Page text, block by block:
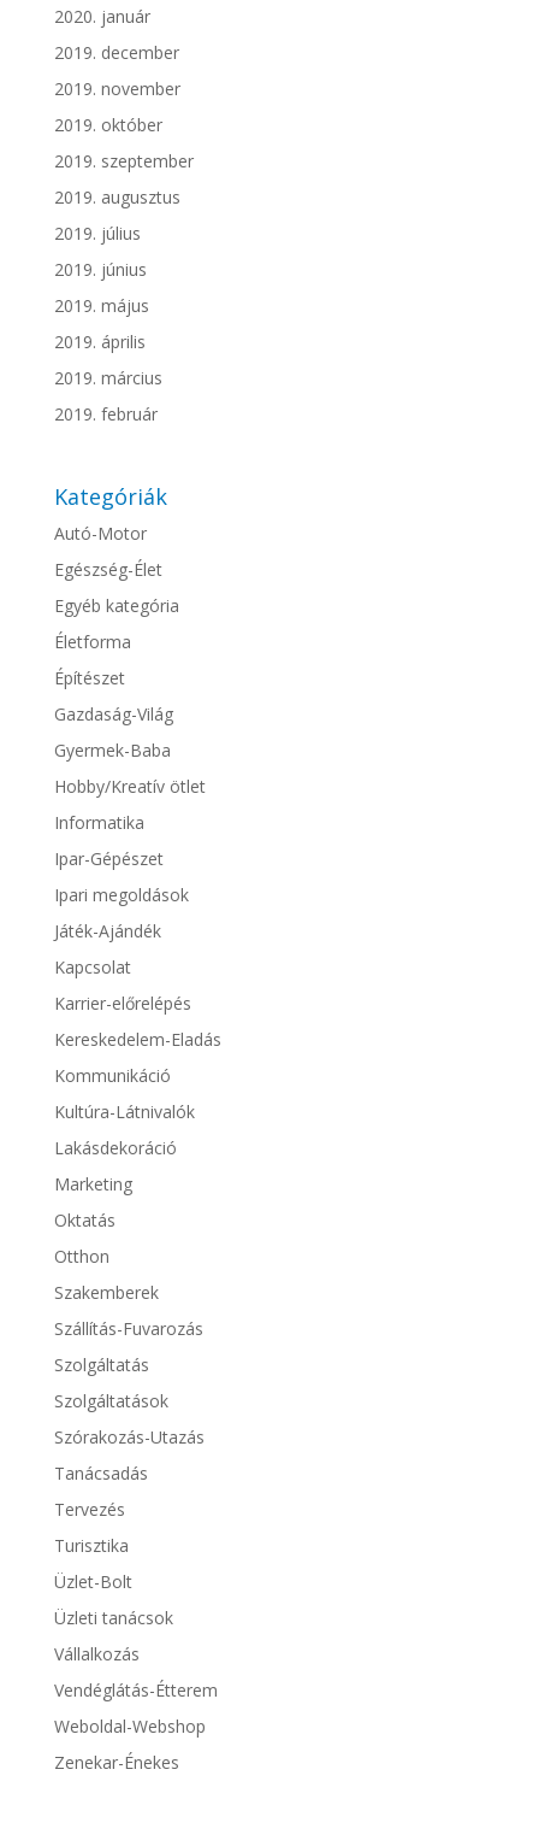
2020. január
2019. december
2019. november
2019. október
2019. szeptember
2019. augusztus
2019. július
2019. június
2019. május
2019. április
2019. március
2019. február
Kategóriák
Autó-Motor
Egészség-Élet
Egyéb kategória
Életforma
Építészet
Gazdaság-Világ
Gyermek-Baba
Hobby/Kreatív ötlet
Informatika
Ipar-Gépészet
Ipari megoldások
Játék-Ajándék
Kapcsolat
Karrier-előrelépés
Kereskedelem-Eladás
Kommunikáció
Kultúra-Látnivalók
Lakásdekoráció
Marketing
Oktatás
Otthon
Szakemberek
Szállítás-Fuvarozás
Szolgáltatás
Szolgáltatások
Szórakozás-Utazás
Tanácsadás
Tervezés
Turisztika
Üzlet-Bolt
Üzleti tanácsok
Vállalkozás
Vendéglátás-Étterem
Weboldal-Webshop
Zenekar-Énekes